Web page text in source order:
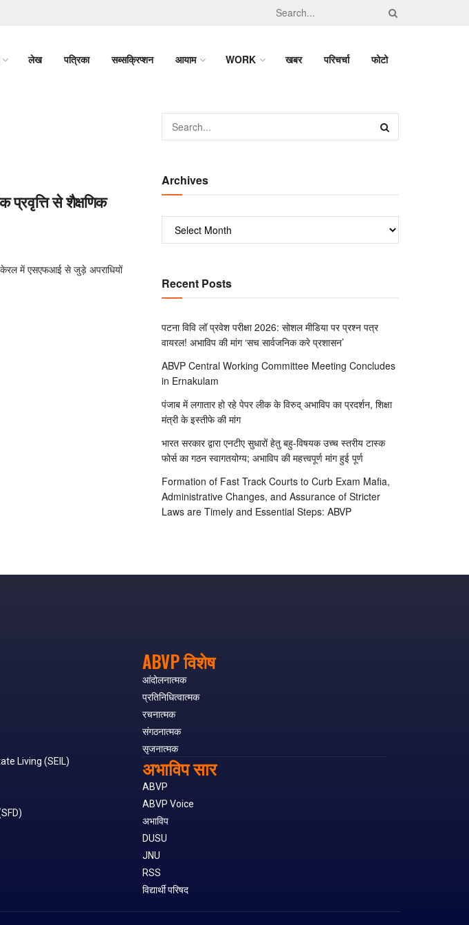
लेख पत्रिका सब्सक्रिप्शन आयाम WORK खबर परिचर्चा फोटो
प्रवृत्ति से शैक्षणिक
केरल में एसएफआई से जुड़े अपराधियों
Archives
Recent Posts
पटना विवि लॉ प्रवेश परीक्षा 2026: सोशल मीडिया पर प्रश्न पत्र
वायरल! अभाविप की मांग ‘सच सार्वजनिक करे प्रशासन’
ABVP Central Working Committee Meeting Concludes
in Ernakulam
पंजाब में लगातार हो रहे पेपर लीक के विरुद् अभाविप का प्रदर्शन, शिक्षा
मंत्री के इस्तीफे की मांग
भारत सरकार द्वारा एनटीए सुधारों हेतु बहु-विषयक उच्च स्तरीय टास्क
फोर्स का गठन स्वागतयोग्य; अभाविप की महत्त्वपूर्ण मांग हुई पूर्ण
Formation of Fast Track Courts to Curb Exam Mafia,
Administrative Changes, and Assurance of Stricter
Laws are Timely and Essential Steps: ABVP
Living (SEIL)
ABVP विशेष
आंदोलनात्मक
प्रतिनिधित्वात्मक
रचनात्मक
संगठनात्मक
सृजनात्मक
अभाविप सार
ABVP
ABVP Voice
अभाविप
DUSU
JNU
RSS
विद्यार्थी परिषद